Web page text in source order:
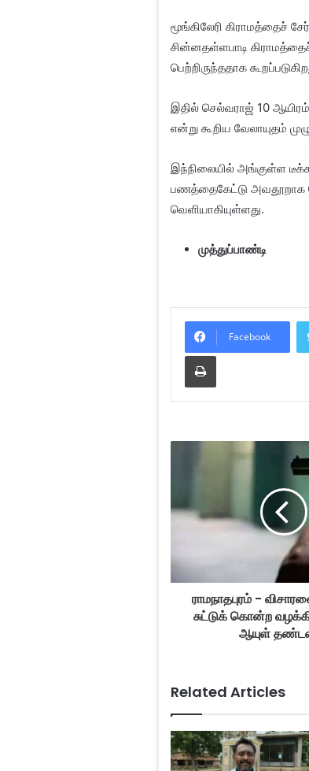
மூங்கிலேரி கிராமத்தைச்
சின்னதள்ளபாடி
பெற்றிருந்ததாக
இதில் செல்வராஜ் 10
என்று கூறிய வேலாயுதம்
இந்நிலையில் அங்குள்ள
பணத்தைகேட்டு அவதூறாக
வெளியாகியுள்ளது.
முத்துப்பாண்டி
Facebook
Print
ராமநாதபுரம் -
சுட்டுக் கொன்ற
ஆயுள்
Related Articles